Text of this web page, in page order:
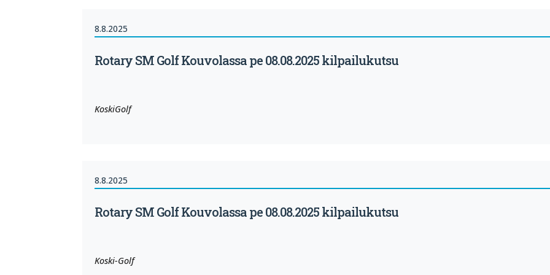
8.8.2025
Rotary SM Golf Kouvolassa pe 08.08.2025 kilpailukutsu
KoskiGolf
8.8.2025
Rotary SM Golf Kouvolassa pe 08.08.2025 kilpailukutsu
Koski-Golf